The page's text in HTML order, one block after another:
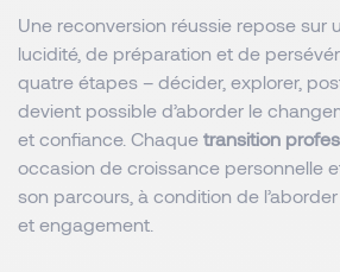
Une reconversion réussie repose sur
lucidité, de préparation et de
quatre étapes – décider, explorer,
devient possible d’aborder le
et confiance. Chaque transition
occasion de croissance personnelle
son parcours, à condition de
et engagement.